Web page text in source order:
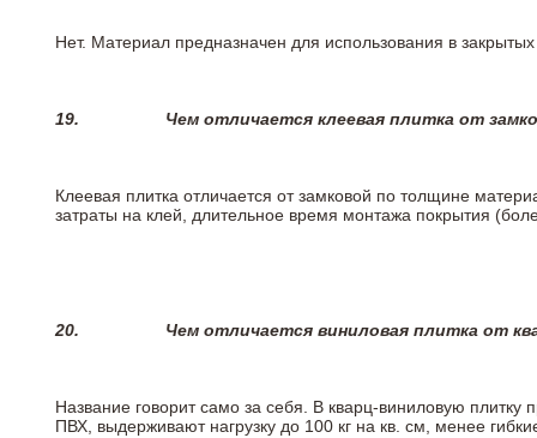
Нет. Материал предназначен для использования в
19. Чем отличается клеевая плитка от
Клеевая плитка отличается от замковой по толщине
затраты на клей, длительное время монтажа покрытия
20. Чем отличается виниловая плитка от
Название говорит само за себя. В кварц-виниловую
ПВХ, выдерживают нагрузку до 100 кг на кв. см, менее